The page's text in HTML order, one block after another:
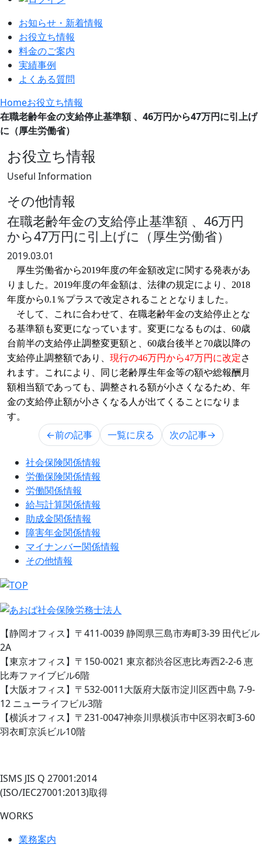
お知らせ・新着情報
お役立ち情報
料金のご案内
実績事例
よくある質問
Homeお役立ち情報
在職老齢年金の支給停止基準額 、46万円から47万円に引上げ
に（厚生労働省）
お役立ち情報
Useful Information
その他情報
在職老齢年金の支給停止基準額 、46万円
から47万円に引上げに（厚生労働省）
2019.03.01
厚生労働省から2019年度の年金額改定に関する発表があ
りました。 2019年度の年金額は、法律の規定により、 2018
年度から0.1 ％プラスで改定されることとなりました。
そして
、これに合わせて、在職老齢年金の支給停止とな
る基準額も変更になっています。変更になるものは、 60歳
台前半の支給停止調整変更額と、 60歳台後半と 70歳以降の
支給停止調整額であり、 現行の46万円から47万円に改定さ
れます。これにより、同じ老齢厚生年金等の額や総報酬月
額相当額であっても、調整される額が小さくなるため、年
金の支給停止額が小さくなる人が出てくることになりま
す。
←前の記事 一覧に戻る 次の記事→
社会保険関係情報
労働保険関係情報
労働関係情報
給与計算関係情報
助成金関係情報
障害年金関係情報
マイナンバー関係情報
その他情報
【静岡オフィス】〒411-0039 静岡県三島市寿町3-39 田代ビル
2A
【東京オフィス】〒150-0021 東京都渋谷区恵比寿西2-2-6 恵
比寿ファイブビル6階
【大阪オフィス】〒532-0011大阪府大阪市淀川区西中島 7-9-
12 ニューライフビル3階
【横浜オフィス】〒231-0047神奈川県横浜市中区羽衣町3-60
羽衣町京浜ビル10階
ISMS JIS Q 27001:2014
(ISO/IEC27001:2013)取得
WORKS
業務案内